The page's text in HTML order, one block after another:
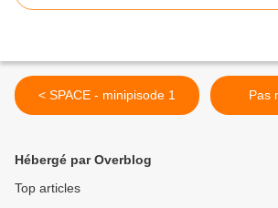
< SPACE - minipisode 1
Hébergé par Overblog
Top articles